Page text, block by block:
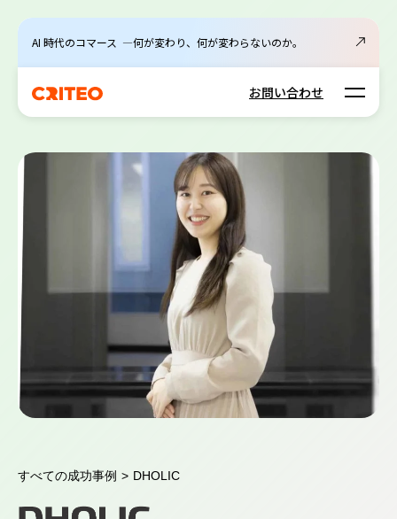
AI 時代のコマース ―何が変わり、何が変わらないのか。
お問い合わせ Open
すべての成功事例 > DHOLIC